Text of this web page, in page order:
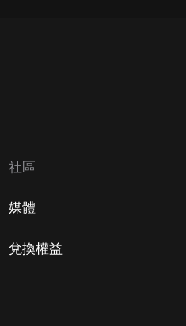
社區
媒體
兌換權益